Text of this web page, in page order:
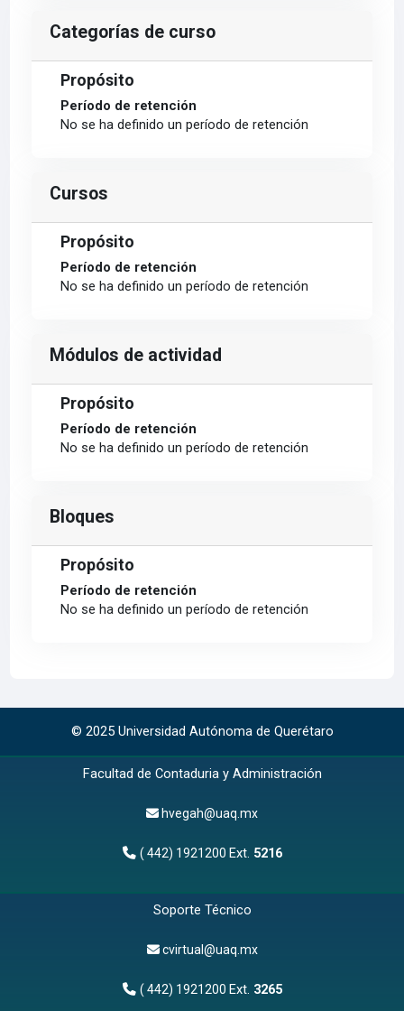
Categorías de curso
Propósito
Período de retención
No se ha definido un período de retención
Cursos
Propósito
Período de retención
No se ha definido un período de retención
Módulos de actividad
Propósito
Período de retención
No se ha definido un período de retención
Bloques
Propósito
Período de retención
No se ha definido un período de retención
© 2025 Universidad Autónoma de Querétaro
Facultad de Contaduria y Administración
hvegah@uaq.mx
( 442) 1921200 Ext. 5216
Soporte Técnico
cvirtual@uaq.mx
( 442) 1921200 Ext. 3265